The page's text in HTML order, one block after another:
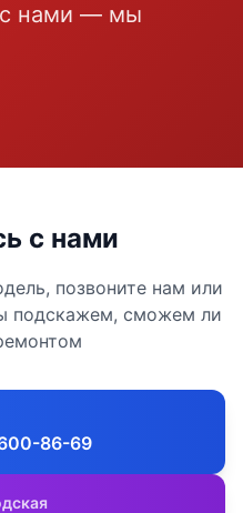
с нами — мы
с нами
позвоните нам или
подскажем, сможем ли
86-69